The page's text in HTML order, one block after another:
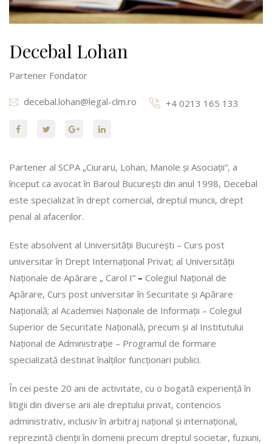
Decebal Lohan
Partener Fondator
decebal.lohan@legal-clm.ro +4 0213 165 133
Partener al SCPA „Ciuraru, Lohan, Manole și Asociații”, a
început ca avocat în Baroul București din anul 1998, Decebal
este specializat în drept comercial, dreptul muncii, drept
penal al afacerilor.
Este absolvent al Universității București – Curs post
universitar în Drept Internațional Privat; al Universității
Naționale de Apărare „ Carol I” – Colegiul Național de
Apărare, Curs post universitar în Securitate și Apărare
Națională; al Academiei Naționale de Informații – Colegiul
Superior de Securitate Națională, precum și al Institutului
Național de Administrație – Programul de formare
specializată destinat înalților funcționari publici.
În cei peste 20 ani de activitate, cu o bogată experiență în
litigii din diverse arii ale dreptului privat, contencios
administrativ, inclusiv în arbitraj național și internațional,
reprezintă clienții în domenii precum dreptul societar, fuziuni,